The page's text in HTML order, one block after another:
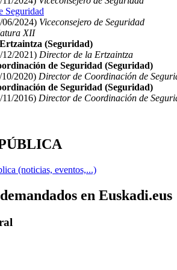
Seguridad
06/2024) Viceconsejero de Seguridad
XII
(Seguridad)
12/2021) Director de la Ertzaintza
de Seguridad (Seguridad)
2020) Director de Coordinación de
de Seguridad (Seguridad)
2016) Director de Coordinación de
(noticias, eventos,...)
en Euskadi.eus